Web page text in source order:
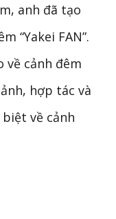
anh đã tạo
“Yakei FAN”.
về cảnh đêm
hợp tác và
về cảnh